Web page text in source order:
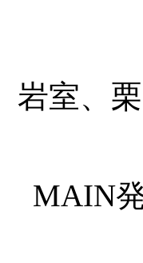
岩室、
MAIN